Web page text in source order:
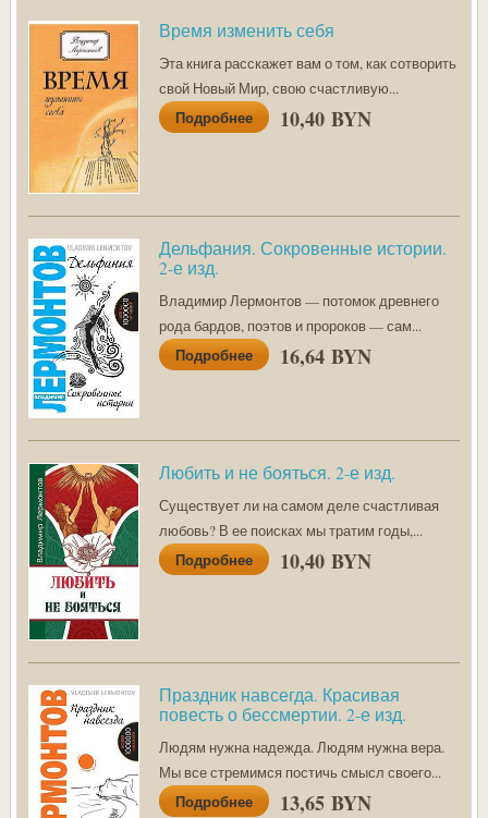
Время изменить себя
Эта книга расскажет вам о том, как сотворить
свой Новый Мир, свою счастливую...
Подробнее 10,40 BYN
Дельфания. Сокровенные истории.
2-е изд.
Владимир Лермонтов — потомок древнего
рода бардов, поэтов и пророков — сам...
Подробнее 16,64 BYN
Любить и не бояться. 2-е изд.
Существует ли на самом деле счастливая
любовь? В ее поисках мы тратим годы,...
Подробнее 10,40 BYN
Праздник навсегда. Красивая
повесть о бессмертии. 2-е изд.
Людям нужна надежда. Людям нужна вера.
Мы все стремимся постичь смысл своего...
Подробнее 13,65 BYN